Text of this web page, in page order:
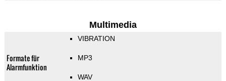
Multimedia
Formate für
Alarmfunktion
VIBRATION
MP3
WAV